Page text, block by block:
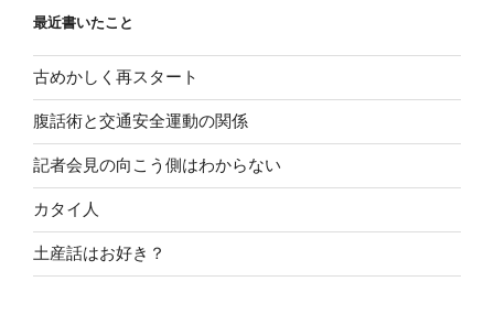
最近書いたこと
古めかしく再スタート
腹話術と交通安全運動の関係
記者会見の向こう側はわからない
カタイ人
土産話はお好き？